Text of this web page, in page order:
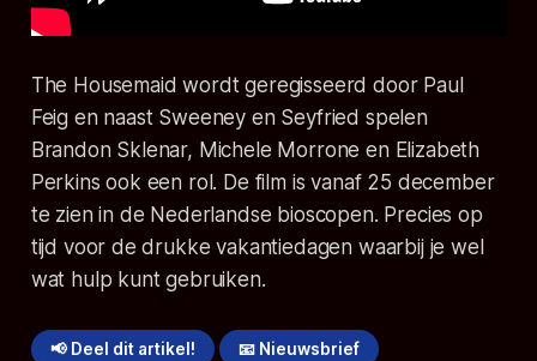
The Housemaid wordt geregisseerd door Paul
Feig en naast Sweeney en Seyfried spelen
Brandon Sklenar, Michele Morrone en Elizabeth
Perkins ook een rol. De film is vanaf 25 december
te zien in de Nederlandse bioscopen. Precies op
tijd voor de drukke vakantiedagen waarbij je wel
wat hulp kunt gebruiken.
📢 Deel dit artikel! 📧 Nieuwsbrief